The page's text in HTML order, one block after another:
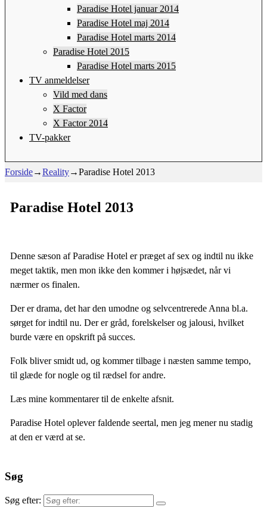
Paradise Hotel januar 2014
Paradise Hotel maj 2014
Paradise Hotel marts 2014
Paradise Hotel 2015
Paradise Hotel marts 2015
TV anmeldelser
Vild med dans
X Factor
X Factor 2014
TV-pakker
Forside→Reality→Paradise Hotel 2013
Paradise Hotel 2013
Denne sæson af Paradise Hotel er præget af sex og indtil nu ikke
meget taktik, men mon ikke den kommer i højsædet, når vi
nærmer os finalen.
Der er drama, det har den umodne og selvcentrerede Anna bl.a.
sørget for indtil nu. Der er gråd, forelskelser og jalousi, hvilket
burde være en opskrift på succes.
Folk bliver smidt ud, og kommer tilbage i næsten samme tempo,
til glæde for nogle og til rædsel for andre.
Læs mine kommentarer til de enkelte afsnit.
Paradise Hotel oplever faldende seertal, men jeg mener nu stadig
at den er værd at se.
Søg
Søg efter: